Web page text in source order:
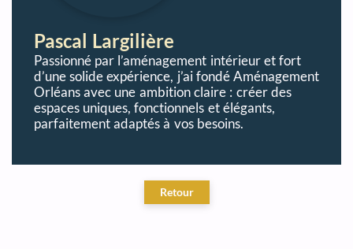
Pascal Largilière
Passionné par l’aménagement intérieur et fort
d’une solide expérience, j’ai fondé Aménagement
Orléans avec une ambition claire : créer des
espaces uniques, fonctionnels et élégants,
parfaitement adaptés à vos besoins.